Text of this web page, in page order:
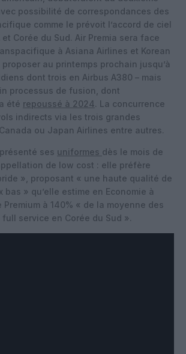
possibilité de correspondances des
comme le prévoit l’accord de ciel
Corée du Sud. Air Premia sera face
à Asiana Airlines et Korean
au printemps prochain jusqu’à
dont trois en Airbus A380 – mais
processus de fusion, dont
été repoussé à 2024. La concurrence
indirects via les trois grandes
ou Japan Airlines entre autres.
ses uniformes dès le mois de
de low cost : elle préfère
», proposant « une haute qualité de
bas » qu’elle estime en Economie à
à 140% « de la moyenne des
service en Corée du Sud ».